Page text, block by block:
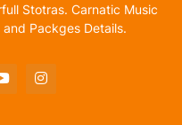
Stotras. Carnatic Music
Packges Details.